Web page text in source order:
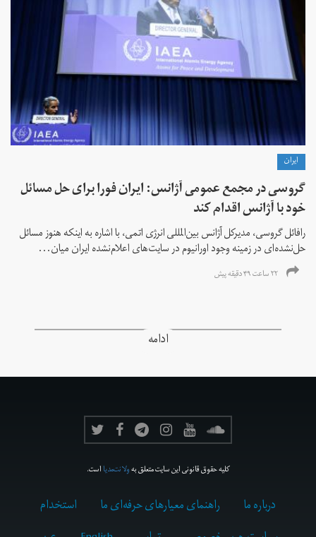
ايران
گروسی در مجمع عمومی آژانس: ایران فورا برای حل مسائل
خود با آژانس اقدام کند
رافائل گروسی، مدیرکل آژانس بین‌المللی انرژی اتمی، با اشاره به اینکه هنوز مسائل
حل‌نشده‌ای در زمینه وجود اورانیوم در سایت‌های اعلام‌نشده ایران میان...
۲۲ ساعت ۴۹ دقیقه پیش
ادامه
کلیه حقوق قانونی این سایت متعلق بهولانت‌مدیااست.
درباره ما راهنمای معیارهای حرفه‌ای ما
استخدام